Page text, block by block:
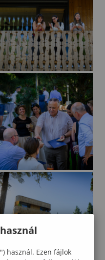
használ. Ezen fájlok